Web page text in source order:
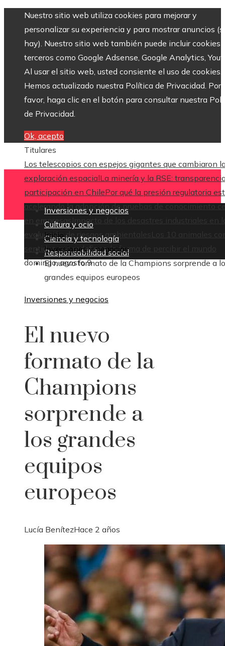
Nuestro sitio web utiliza cookies para mejorar y
personalizar su experiencia y para mostrar anuncios
hay). Nuestro sitio web también puede incluir cookies
terceros como Google Adsense, Google Analytics,
Al usar el sitio web, usted consiente el uso de cookies.
Hemos actualizado nuestra Política de Privacidad. Por
favor, haga clic en el botón para consultar nuestra
de Privacidad.
Ok, acepto
Titulares
Los telescopios con espejos gigantes que cambiaron
exploración espacialLa minería y la RSE:
participación en ChilePor qué la presión regulatoria
acelerando la adopción de pruebas de conocimiento
en empresas
Impacto de los desastres industriales en
evaluación de riesgos ambientales
Los 10 animales
sentidos que redefinen la forma de percibir el mundo
domingo, agosto 9
Inversiones y negocios
Cultura y ocio
Ciencia y tecnología
Responsabilidad social
Inicio
Inversiones y negocios
El nuevo formato de la Champions sorprende a
grandes equipos europeos
Inversiones y negocios
El nuevo
formato de la
Champions
sorprende a
los grandes
equipos
europeos
Lucía BenítezHace 2 años